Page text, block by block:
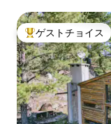
大好評のゲストチ
ゲストチョイス